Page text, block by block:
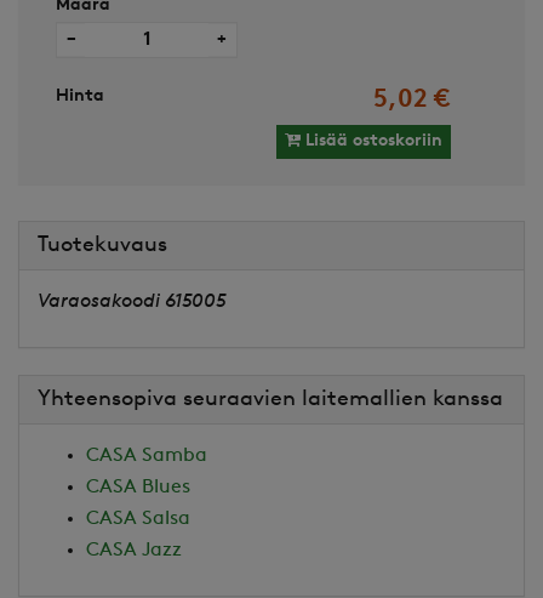
Määrä
− +
Hinta 5,02 €
Lisää ostoskoriin
Tuotekuvaus
Varaosakoodi 615005
Yhteensopiva seuraavien laitemallien kanssa
CASA Samba
CASA Blues
CASA Salsa
CASA Jazz